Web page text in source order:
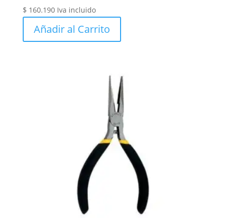
$ 160.190 Iva incluido
Añadir al Carrito